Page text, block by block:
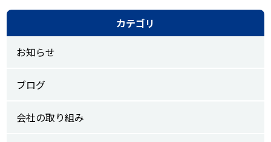
カテゴリ
お知らせ
ブログ
会社の取り組み